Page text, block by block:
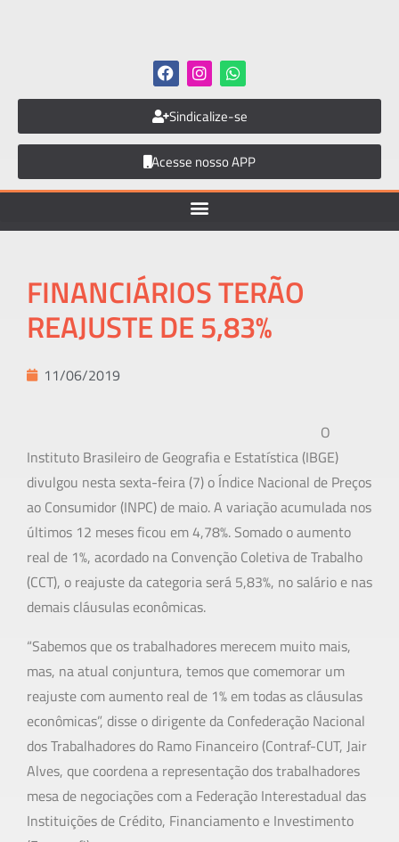
Sindicalize-se
Acesse nosso APP
FINANCIÁRIOS TERÃO
REAJUSTE DE 5,83%
11/06/2019
O
Instituto Brasileiro de Geografia e Estatística (IBGE)
divulgou nesta sexta-feira (7) o Índice Nacional de Preços
ao Consumidor (INPC) de maio. A variação acumulada nos
últimos 12 meses ficou em 4,78%. Somado o aumento
real de 1%, acordado na Convenção Coletiva de Trabalho
(CCT), o reajuste da categoria será 5,83%, no salário e nas
demais cláusulas econômicas.
“Sabemos que os trabalhadores merecem muito mais,
mas, na atual conjuntura, temos que comemorar um
reajuste com aumento real de 1% em todas as cláusulas
econômicas”, disse o dirigente da Confederação Nacional
dos Trabalhadores do Ramo Financeiro (Contraf-CUT, Jair
Alves, que coordena a representação dos trabalhadores
mesa de negociações com a Federação Interestadual das
Instituições de Crédito, Financiamento e Investimento